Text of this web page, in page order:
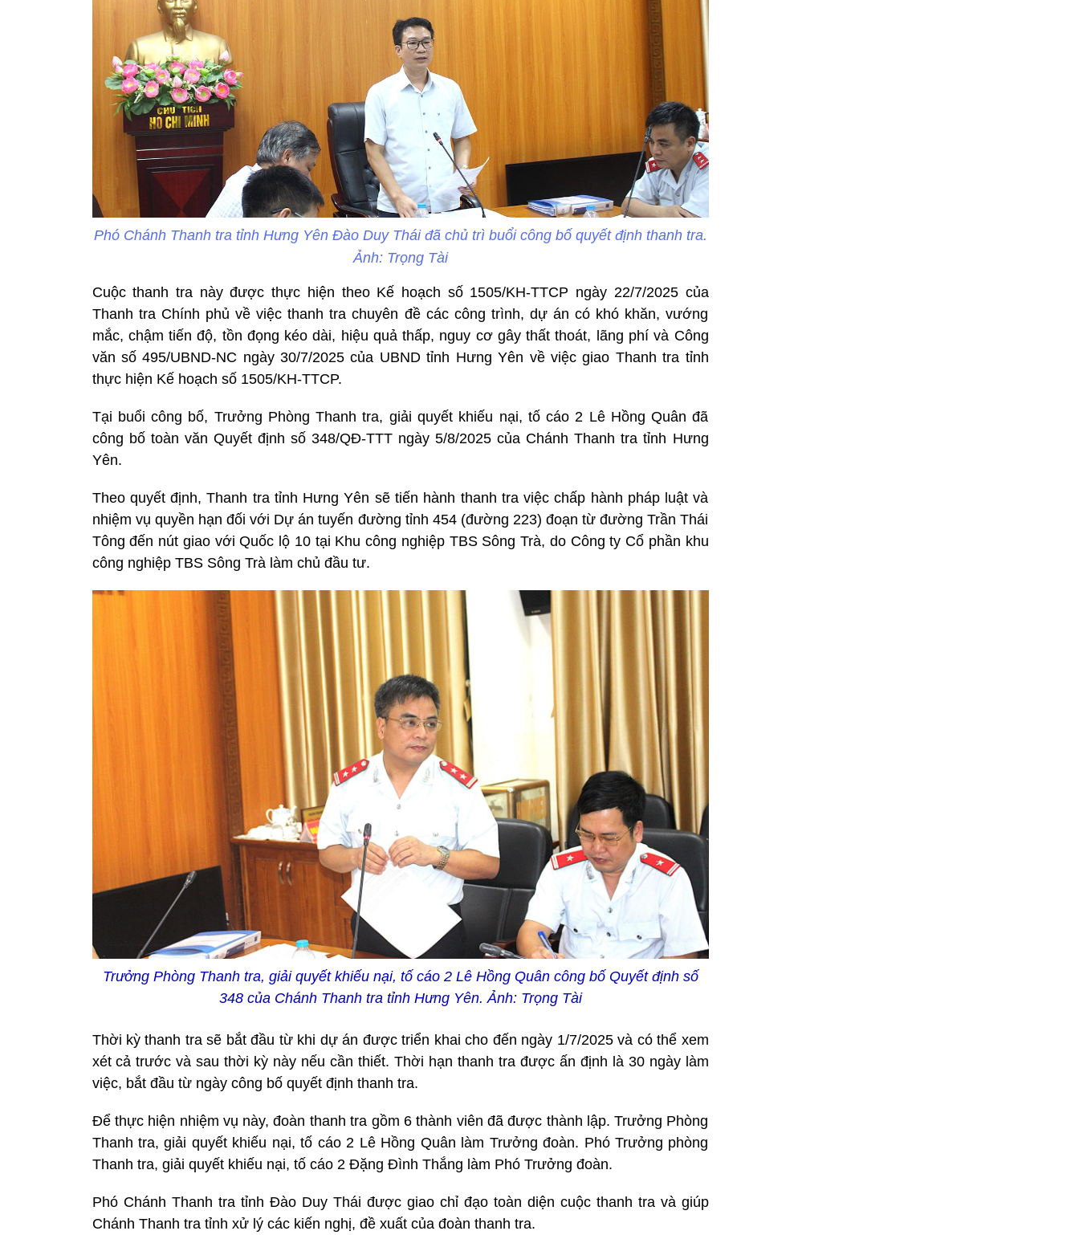
Phó Chánh Thanh tra tỉnh Hưng Yên Đào Duy Thái đã chủ trì buổi công bố quyết định thanh tra.
Ảnh: Trọng Tài
Cuộc thanh tra này được thực hiện theo Kế hoạch số 1505/KH-TTCP ngày 22/7/2025 của
Thanh tra Chính phủ về việc thanh tra chuyên đề các công trình, dự án có khó khăn, vướng
mắc, chậm tiến độ, tồn đọng kéo dài, hiệu quả thấp, nguy cơ gây thất thoát, lãng phí và Công
văn số 495/UBND-NC ngày 30/7/2025 của UBND tỉnh Hưng Yên về việc giao Thanh tra tỉnh
thực hiện Kế hoạch số 1505/KH-TTCP.
Tại buổi công bố, Trưởng Phòng Thanh tra, giải quyết khiếu nại, tố cáo 2 Lê Hồng Quân đã
công bố toàn văn Quyết định số 348/QĐ-TTT ngày 5/8/2025 của Chánh Thanh tra tỉnh Hưng
Yên.
Theo quyết định, Thanh tra tỉnh Hưng Yên sẽ tiến hành thanh tra việc chấp hành pháp luật và
nhiệm vụ quyền hạn đối với Dự án tuyến đường tỉnh 454 (đường 223) đoạn từ đường Trần Thái
Tông đến nút giao với Quốc lộ 10 tại Khu công nghiệp TBS Sông Trà, do Công ty Cổ phần khu
công nghiệp TBS Sông Trà làm chủ đầu tư.
Trưởng Phòng Thanh tra, giải quyết khiếu nại, tố cáo 2 Lê Hồng Quân công bố Quyết định số
348 của Chánh Thanh tra tỉnh Hưng Yên. Ảnh: Trọng Tài
Thời kỳ thanh tra sẽ bắt đầu từ khi dự án được triển khai cho đến ngày 1/7/2025 và có thể xem
xét cả trước và sau thời kỳ này nếu cần thiết. Thời hạn thanh tra được ấn định là 30 ngày làm
việc, bắt đầu từ ngày công bố quyết định thanh tra.
Để thực hiện nhiệm vụ này, đoàn thanh tra gồm 6 thành viên đã được thành lập. Trưởng Phòng
Thanh tra, giải quyết khiếu nại, tố cáo 2 Lê Hồng Quân làm Trưởng đoàn. Phó Trưởng phòng
Thanh tra, giải quyết khiếu nại, tố cáo 2 Đặng Đình Thắng làm Phó Trưởng đoàn.
Phó Chánh Thanh tra tỉnh Đào Duy Thái được giao chỉ đạo toàn diện cuộc thanh tra và giúp
Chánh Thanh tra tỉnh xử lý các kiến nghị, đề xuất của đoàn thanh tra.